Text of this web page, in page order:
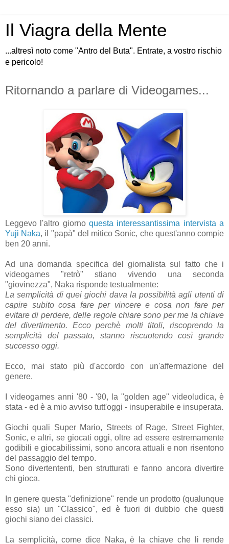
Il Viagra della Mente
...altresì noto come "Antro del Buta". Entrate, a vostro rischio
e pericolo!
Ritornando a parlare di Videogames...
Leggevo l'altro giorno questa interessantissima intervista a
Yuji Naka, il "papà" del mitico Sonic, che quest'anno compie
ben 20 anni.
Ad una domanda specifica del giornalista sul fatto che i
videogames "retrò" stiano vivendo una seconda
"giovinezza", Naka risponde testualmente:
La semplicità di quei giochi dava la possibilità agli utenti di
capire subito cosa fare per vincere e cosa non fare per
evitare di perdere, delle regole chiare sono per me la chiave
del divertimento. Ecco perchè molti titoli, riscoprendo la
semplicità del passato, stanno riscuotendo così grande
successo oggi.
Ecco, mai stato più d'accordo con un'affermazione del
genere.
I videogames anni '80 - '90, la "golden age" videoludica, è
stata - ed è a mio avviso tutt'oggi - insuperabile e insuperata.
Giochi quali Super Mario, Streets of Rage, Street Fighter,
Sonic, e altri, se giocati oggi, oltre ad essere estremamente
godibili e giocabilissimi, sono ancora attuali e non risentono
del passaggio del tempo.
Sono divertententi, ben strutturati e fanno ancora divertire
chi gioca.
In genere questa "definizione" rende un prodotto (qualunque
esso sia) un "Classico", ed è fuori di dubbio che questi
giochi siano dei classici.
La semplicità, come dice Naka, è la chiave che li rende